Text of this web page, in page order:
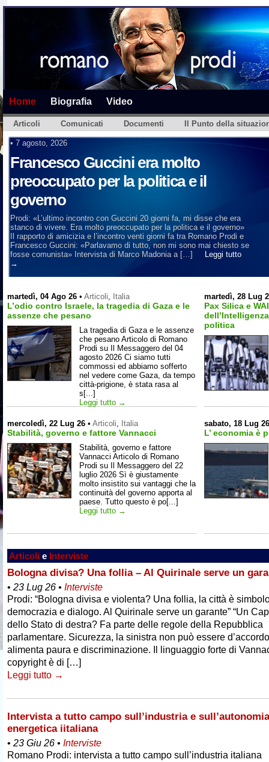
Home Biografia Video
Articoli Comunicati Documenti Il Punto della
• 7 agosto, 2026
Francesco Guccini era molto
preoccupato per la politica e il
governo
Prodi: «L’ultimo incontro con Guccini 20 giorni fa, mi disse che era
stanco di vivere. Era molto preoccupato per la politica e il governo»
Il rapporto di amicizia e l’incontro venti giorni fa tra Romano Prodi e
Francesco Guccini: «Parlavamo di tutto, non mi sono mai chiesto se
fosse comunista» Intervista di Marco Madonia a […]
Leggi tutto
→
martedì, 04 Ago 26 • Articoli, Italia
L’odio contro Israele, la tragedia di Gaza e le
assenze che pesano
La tragedia di Gaza e le assenze
che pesano Articolo di Romano
Prodi su Il Messaggero del 04
agosto 2026 Ci siamo tutti
commossi ed abbiamo sofferto
nel vedere come Gaza, da tempo
città-prigione, è stata rasa al
s[...]
Leggi tutto →
martedì, 28 Lug
Pax Silica e
politica
mercoledì, 22 Lug 26 • Articoli, Italia
Stabilità, governo e fattore Vannacci
Stabilità, governo e fattore
Vannacci Articolo di Romano
Prodi su Il Messaggero del 22
luglio 2026 Sì è giustamente
molto insistito sui vantaggi che la
continuità del governo apporta al
paese. Tutto questo è po[...]
Leggi tutto →
sabato, 18 Lug 26
L’ economia è
Articoli e Interviste
Bologna divisa? Una follia – Al Quirinale serve un
• 23 Lug 26 • Interviste
Prodi: “Bologna divisa e violenta? Una follia, la città è
democrazia e dialogo. Al Quirinale serve un garante” “Un
dello Stato di destra? Fa parte delle regole della Repubblica
parlamentare. Sicurezza, la sinistra non può essere
alimenta paura e discriminazione. Il linguaggio forte di
copyright è di […]
Leggi tutto →
Intervista a tutto campo sull’industria e sull’autonomia
energetica iitaliana
• 23 Giu 26 • Interviste
Romano Prodi: intervista a tutto campo sull’industria italiana